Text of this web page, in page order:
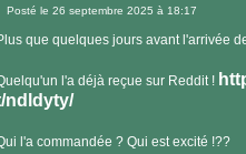
Posté le 26 septembre 2025 à 18:17
que quelques jours avant l'arrivée
l'a déjà reçue sur Reddit !
ndldyty/
l'a commandée ? Qui est excité !??